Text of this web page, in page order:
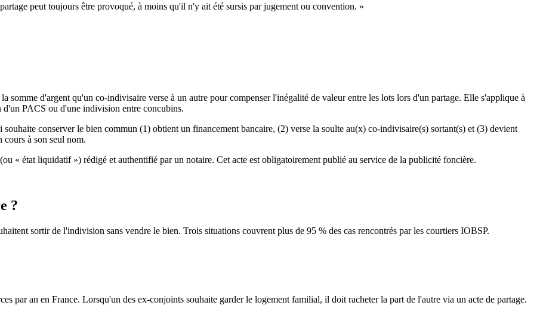
peut toujours être provoqué, à moins qu'il n'y ait été sursis par jugement ou convention. »
somme d'argent qu'un co-indivisaire verse à un autre pour compenser l'inégalité de valeur entre les lots lors d'un partage. Elle s'applique à
PACS ou d'une indivision entre concubins.
conserver le bien commun (1) obtient un financement bancaire, (2) verse la soulte au(x) co-indivisaire(s) sortant(s) et (3) devient
à son seul nom.
(ou « état liquidatif ») rédigé et authentifié par un notaire. Cet acte est obligatoirement publié au service de la publicité foncière.
?
sortir de l'indivision sans vendre le bien. Trois situations couvrent plus de 95 % des cas rencontrés par les courtiers IOBSP.
par an en France. Lorsqu'un des ex-conjoints souhaite garder le logement familial, il doit racheter la part de l'autre via un acte de partage.